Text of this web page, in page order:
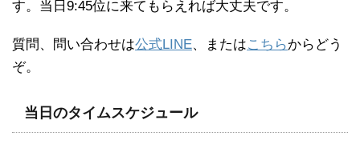
す。当日9:45位に来てもらえれば大丈夫です。
質問、問い合わせは公式LINE、またはこちらからどう
ぞ。
当日のタイムスケジュール